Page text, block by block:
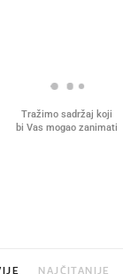
NAJČITANIJE